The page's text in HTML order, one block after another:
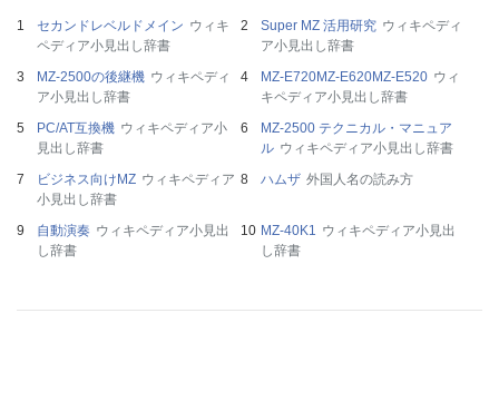
セカンドレベルドメイン ウィキ
ペディア小見出し辞書
Super MZ 活用研究 ウィキペディ
ア小見出し辞書
MZ-2500の後継機 ウィキペディ
ア小見出し辞書
MZ-E720MZ-E620MZ-E520 ウィ
キペディア小見出し辞書
PC/AT互換機 ウィキペディア小
見出し辞書
MZ-2500 テクニカル・マニュア
ル ウィキペディア小見出し辞書
ビジネス向けMZ ウィキペディア
小見出し辞書
ハムザ 外国人名の読み方
自動演奏 ウィキペディア小見出
し辞書
MZ-40K1
ウィキペディア小見出
し辞書